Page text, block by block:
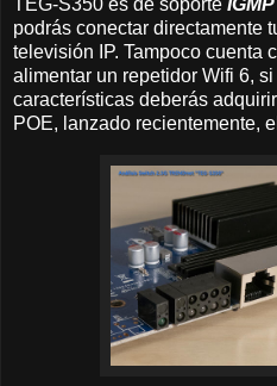
TEG-S350 es de soporte
podrás conectar directamente
televisión IP. Tampoco cuenta
alimentar un repetidor Wifi 6,
características deberás
POE, lanzado recientemente,